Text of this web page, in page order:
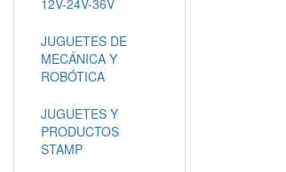
JUGUETES DE
MECÁNICA Y
ROBÓTICA
JUGUETES Y
PRODUCTOS
STAMP